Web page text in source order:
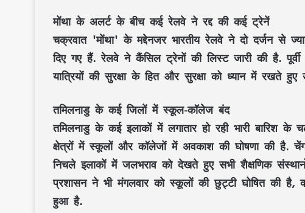
मोंथा के अलर्ट के बीच कई रेलवे ने रद्द की कई ट्रेनें
चक्रवात 'मोंथा' के मद्देनजर भारतीय रेलवे ने दो दर्जन से
दिए गए हैं. रेलवे ने कैंसिल ट्रेनों की लिस्ट जारी की है.
यात्रियों की सुरक्षा के हित और सुरक्षा को ध्यान में रखते हुए
तमिलनाडु के कई जिलों में स्कूल-कॉलेज बंद
तमिलनाडु के कई इलाकों में लगातार हो रही भारी
क्षेत्रों में स्कूलों और कॉलेजों में अवकाश की घोषणा की है.
निचले इलाकों में जलभराव को देखते हुए सभी शैक्षणिक
प्रशासन ने भी मंगलवार को स्कूलों की छुट्टी घोषित की है,
हुआ है.